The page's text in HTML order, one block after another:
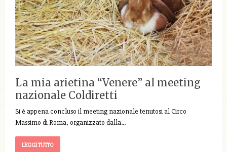
La mia arietina “Venere” al meeting
nazionale Coldiretti
Si è appena concluso il meeting nazionale tenutosi al Circo
Massimo di Roma, organizzato dalla…
LEGGI TUTTO